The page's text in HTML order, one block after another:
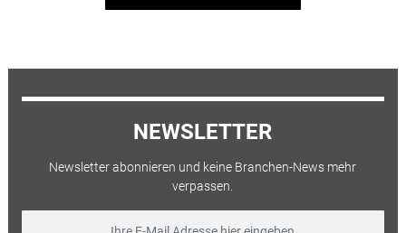
NEWSLETTER
Newsletter abonnieren und keine Branchen-News mehr
verpassen.